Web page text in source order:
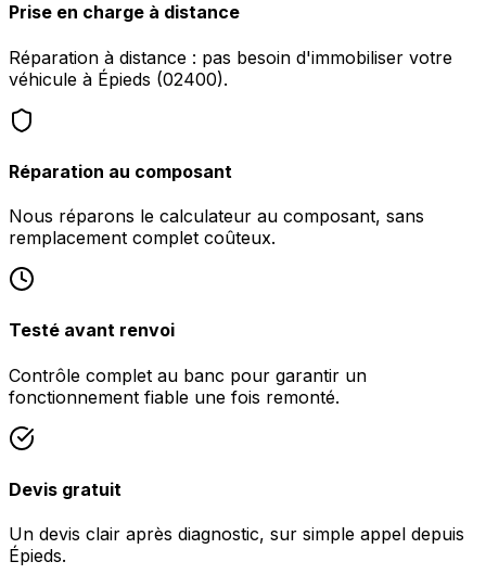
Prise en charge à distance
Réparation à distance : pas besoin d'immobiliser votre
véhicule à Épieds (02400).
Réparation au composant
Nous réparons le calculateur au composant, sans
remplacement complet coûteux.
Testé avant renvoi
Contrôle complet au banc pour garantir un
fonctionnement fiable une fois remonté.
Devis gratuit
Un devis clair après diagnostic, sur simple appel depuis
Épieds.